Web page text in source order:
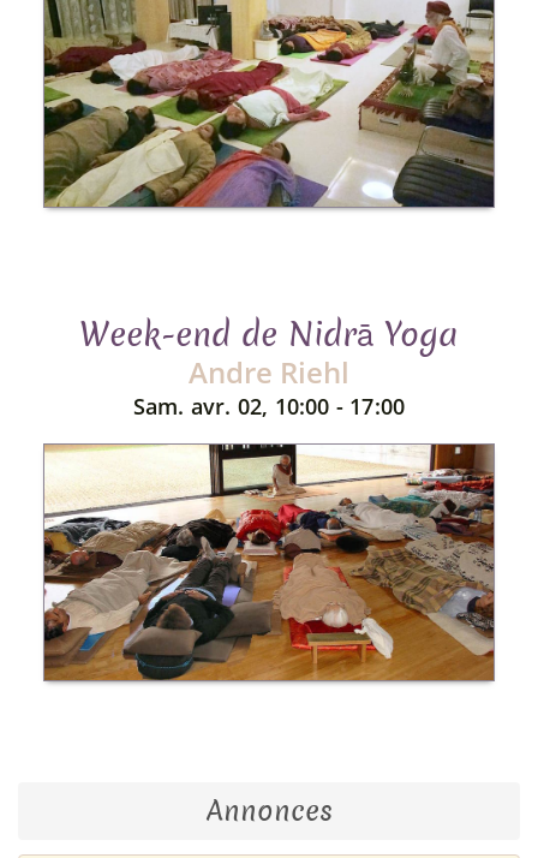
Week-end de Nidrā Yoga
Andre Riehl
Sam. avr. 02, 10:00 - 17:00
Annonces